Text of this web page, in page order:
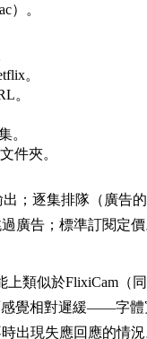
）。
。
。
。
件夾。
出；逐集排隊（廣告的
廣告；標準訂閱定
上類似於FlixiCam（同
感覺相對遲緩——字體
出現失應回應的情